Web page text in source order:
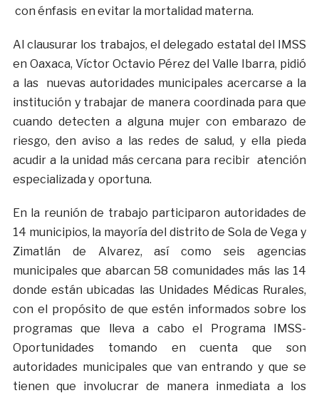
con énfasis en evitar la mortalidad materna.
Al clausurar los trabajos, el delegado estatal del IMSS
en Oaxaca, Víctor Octavio Pérez del Valle Ibarra, pidió
a las nuevas autoridades municipales acercarse a la
institución y trabajar de manera coordinada para que
cuando detecten a alguna mujer con embarazo de
riesgo, den aviso a las redes de salud, y ella pieda
acudir a la unidad más cercana para recibir atención
especializada y oportuna.
En la reunión de trabajo participaron autoridades de
14 municipios, la mayoría del distrito de Sola de Vega y
Zimatlán de Alvarez, así como seis agencias
municipales que abarcan 58 comunidades más las 14
donde están ubicadas las Unidades Médicas Rurales,
con el propósito de que estén informados sobre los
programas que lleva a cabo el Programa IMSS-
Oportunidades tomando en cuenta que son
autoridades municipales que van entrando y que se
tienen que involucrar de manera inmediata a los